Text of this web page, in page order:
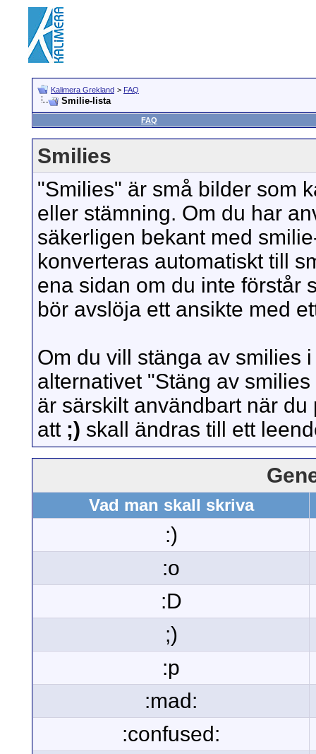
Kalimera Grekland > FAQ
Smilie-lista
FAQ
Smilies
"Smilies" är små bilder som
eller stämning. Om du har
säkerligen bekant med
konverteras automatiskt till
ena sidan om du inte förstår
bör avslöja ett ansikte med
Om du vill stänga av smilies
alternativet "Stäng av
är särskilt användbart när
att ;) skall ändras till ett
Vad man skall skriva
:)
:o
:D
;)
:p
:mad:
:confused: